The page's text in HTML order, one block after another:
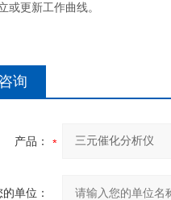
或更新工作曲线。
询
产品：
的单位：